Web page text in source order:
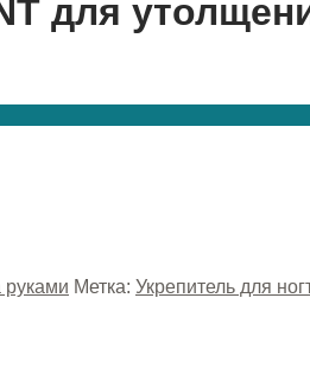
для
руками Метка: Укрепитель для